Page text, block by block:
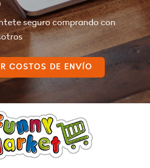
seguro comprando con
COSTOS DE ENVÍO